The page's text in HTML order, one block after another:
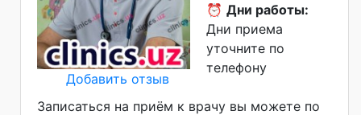
Добавить отзыв
⏰ Дни работы:
Дни приема
уточните по
телефону
Записаться на приём к врачу вы можете по